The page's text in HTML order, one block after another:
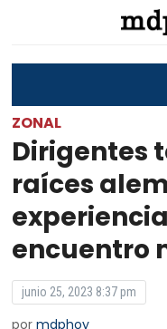
ZONAL
Dirigentes
raíces
encuentro
junio 25, 2023 8:37 pm
pormdphoy